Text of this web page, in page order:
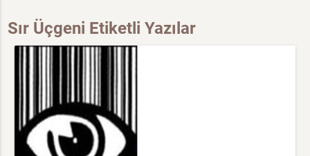
Sır Üçgeni Etiketli Yazılar